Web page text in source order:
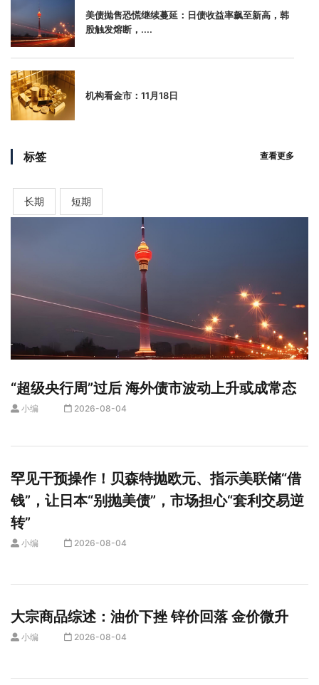
美债抛售恐慌继续蔓延：日债收益率飙至新高，韩
股触发熔断，....
机构看金市：11月18日
标签 查看更多
长期 短期
“超级央行周”过后 海外债市波动上升或成常态
小编 2026-08-04
罕见干预操作！贝森特抛欧元、指示美联储“借
钱”，让日本“别抛美债”，市场担心“套利交易逆
转”
小编 2026-08-04
大宗商品综述：油价下挫 锌价回落 金价微升
小编 2026-08-04